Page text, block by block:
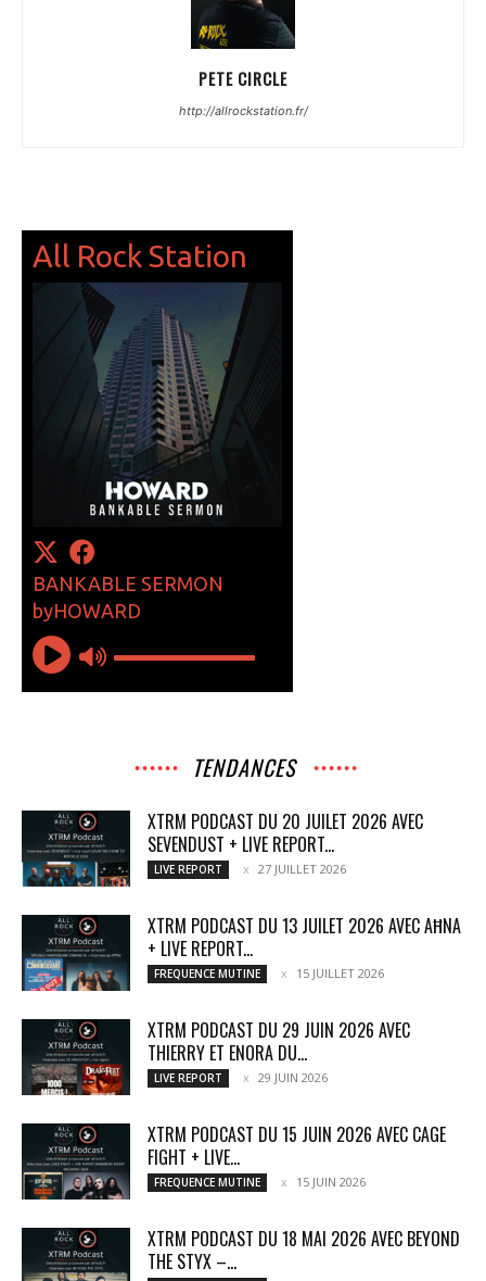
PETE CIRCLE
http://allrockstation.fr/
TENDANCES
XTRM PODCAST DU 20 JUILET 2026 AVEC
SEVENDUST + LIVE REPORT...
LIVE REPORT 27 JUILLET 2026
XTRM PODCAST DU 13 JUILET 2026 AVEC AĦNA
+ LIVE REPORT...
FREQUENCE MUTINE 15 JUILLET 2026
XTRM PODCAST DU 29 JUIN 2026 AVEC
THIERRY ET ENORA DU...
LIVE REPORT 29 JUIN 2026
XTRM PODCAST DU 15 JUIN 2026 AVEC CAGE
FIGHT + LIVE...
FREQUENCE MUTINE 15 JUIN 2026
XTRM PODCAST DU 18 MAI 2026 AVEC BEYOND
THE STYX –...